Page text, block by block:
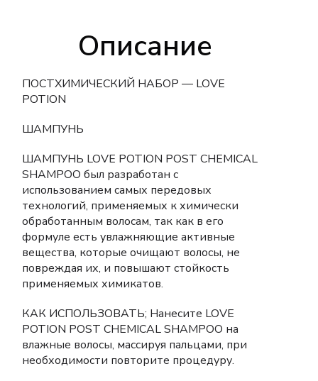
Описание
ПОСТХИМИЧЕСКИЙ НАБОР — LOVE
POTION
ШАМПУНЬ
ШАМПУНЬ LOVE POTION POST CHEMICAL
SHAMPOO был разработан с
использованием самых передовых
технологий, применяемых к химически
обработанным волосам, так как в его
формуле есть увлажняющие активные
вещества, которые очищают волосы, не
повреждая их, и повышают стойкость
применяемых химикатов.
КАК ИСПОЛЬЗОВАТЬ; Нанесите LOVE
POTION POST CHEMICAL SHAMPOO на
влажные волосы, массируя пальцами, при
необходимости повторите процедуру.